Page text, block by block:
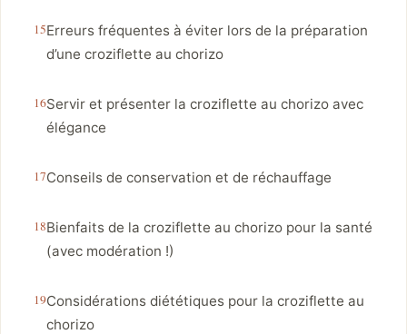
Erreurs fréquentes à éviter lors de la préparation
d’une croziflette au chorizo
Servir et présenter la croziflette au chorizo avec
élégance
Conseils de conservation et de réchauffage
Bienfaits de la croziflette au chorizo pour la santé
(avec modération !)
Considérations diététiques pour la croziflette au
chorizo